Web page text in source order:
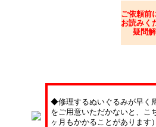
ご依頼前
お読みく
疑問
◆修理するぬいぐるみが早く
をご用意いただかないと、こ
ヶ月もかかることがあります）